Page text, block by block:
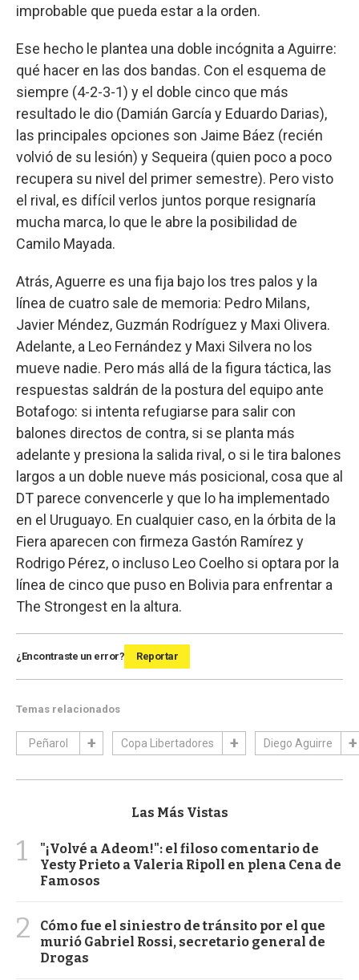
improbable que pueda estar a la orden.
Ese hecho le plantea una doble incógnita a Aguirre:
qué hacer en las dos bandas. Con el esquema de
siempre (4-2-3-1) y el doble cinco que más
resultado le dio (Damián García y Eduardo Darias),
las principales opciones son Jaime Báez (recién
volvió de su lesión) y Sequeira (quien poco a poco
recupera su nivel del primer semestre). Pero visto
el rival, es difícil verlos juntos porque resignaría
mucha marca, lo que le abre la posibilidad de
Camilo Mayada.
Atrás, Aguerre es una fija bajo los tres palos y la
línea de cuatro sale de memoria: Pedro Milans,
Javier Méndez, Guzmán Rodríguez y Maxi Olivera.
Adelante, a Leo Fernández y Maxi Silvera no los
mueve nadie. Pero más allá de la figura táctica, las
respuestas saldrán de la postura del equipo ante
Botafogo: si intenta refugiarse para salir con
balones directos de contra, si se planta más
adelante y presiona la salida rival, o si le tira balones
largos a un doble nueve más posicional, cosa que al
DT parece convencerle y que lo ha implementado
en el Uruguayo. En cualquier caso, en la órbita de la
Fiera aparecen con firmeza Gastón Ramírez y
Rodrigo Pérez, o incluso Leo Coelho si optara por la
línea de cinco que puso en Bolivia para enfrentar a
The Strongest en la altura.
¿Encontraste un error? Reportar
Temas relacionados
Peñarol Copa Libertadores Diego Aguirre
Las Más Vistas
1
"¡Volvé a Adeom!": el filoso comentario de
Yesty Prieto a Valeria Ripoll en plena Cena de
Famosos
2
Cómo fue el siniestro de tránsito por el que
murió Gabriel Rossi, secretario general de
Drogas